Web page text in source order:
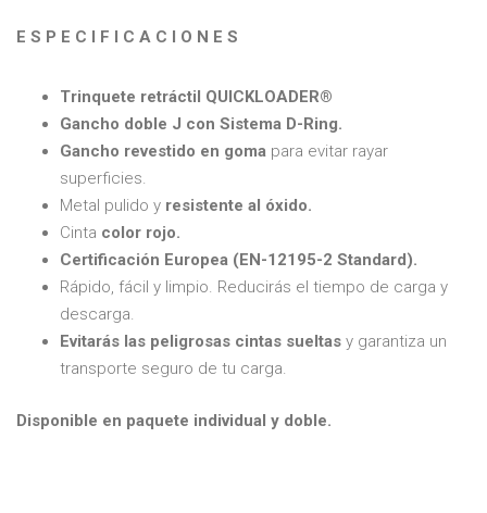
E S P E C I F I C A C I O N E S
Trinquete retráctil QUICKLOADER®
Gancho doble J con Sistema D-Ring.
Gancho revestido en goma para evitar rayar
superficies.
Metal pulido y resistente al óxido.
Cinta color rojo.
Certificación Europea (EN-12195-2 Standard).
Rápido, fácil y limpio. Reducirás el tiempo de carga y
descarga.
Evitarás las peligrosas cintas sueltas y garantiza un
transporte seguro de tu carga.
Disponible en paquete individual y doble.